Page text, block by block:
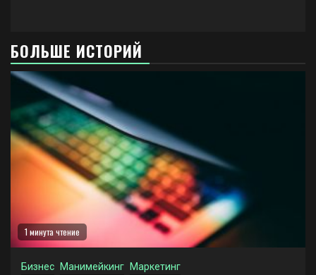
БОЛЬШЕ ИСТОРИЙ
1 минута чтение
Бизнес Манимейкинг Маркетинг